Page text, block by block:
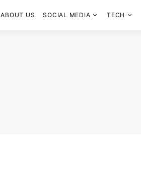
ABOUT US SOCIAL MEDIA TECH